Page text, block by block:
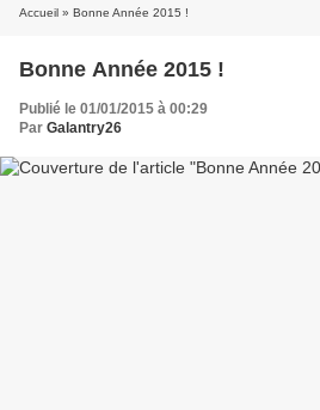
Accueil » Bonne Année 2015 !
Bonne Année 2015 !
Publié le 01/01/2015 à 00:29
Par Galantry26